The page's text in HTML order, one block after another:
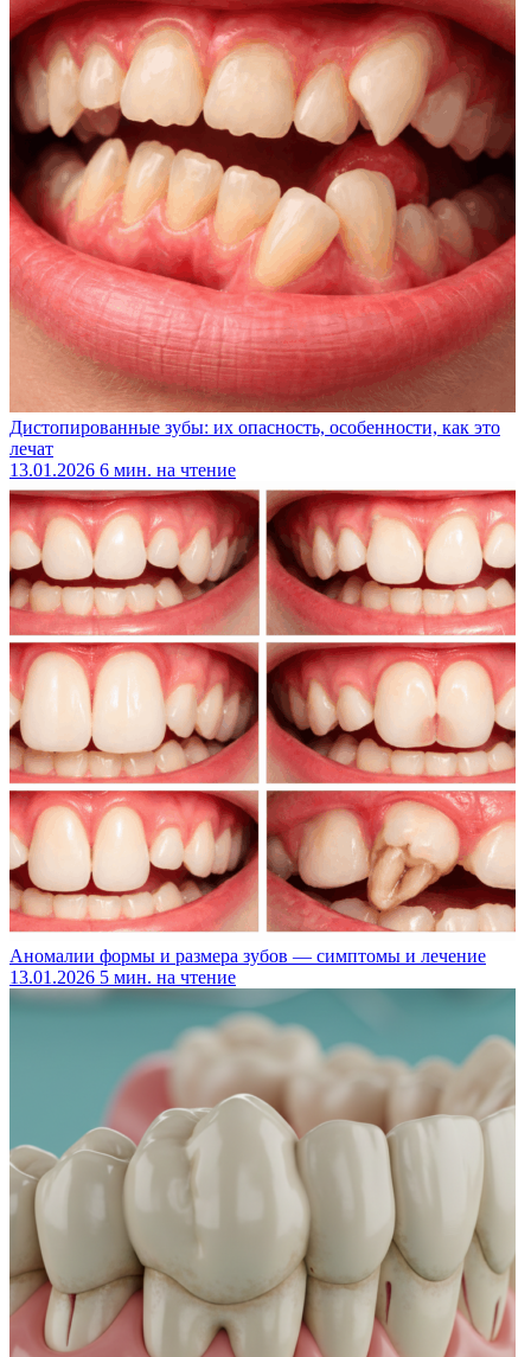
Дистопированные зубы: их опасность, особенности, как это
лечат
13.01.2026 6 мин. на чтение
Аномалии формы и размера зубов — симптомы и лечение
13.01.2026 5 мин. на чтение